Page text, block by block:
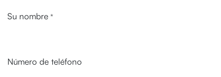
Su nombre *
Número de teléfono